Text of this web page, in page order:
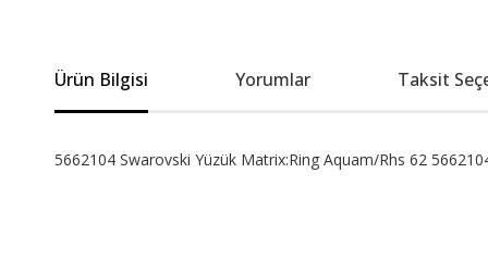
Ürün Bilgisi Yorumlar Taksit
5662104 Swarovski Yüzük Matrix:Ring Aquam/Rhs 62